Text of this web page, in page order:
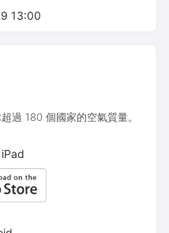
13:00
過 180 個國家的空氣質量。